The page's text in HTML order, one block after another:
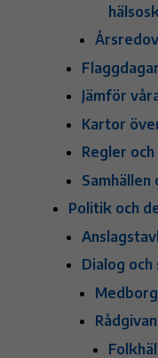
Flaggdagar
Jämför
Kartor
Regler
Samhällen
Politik och
Dialog